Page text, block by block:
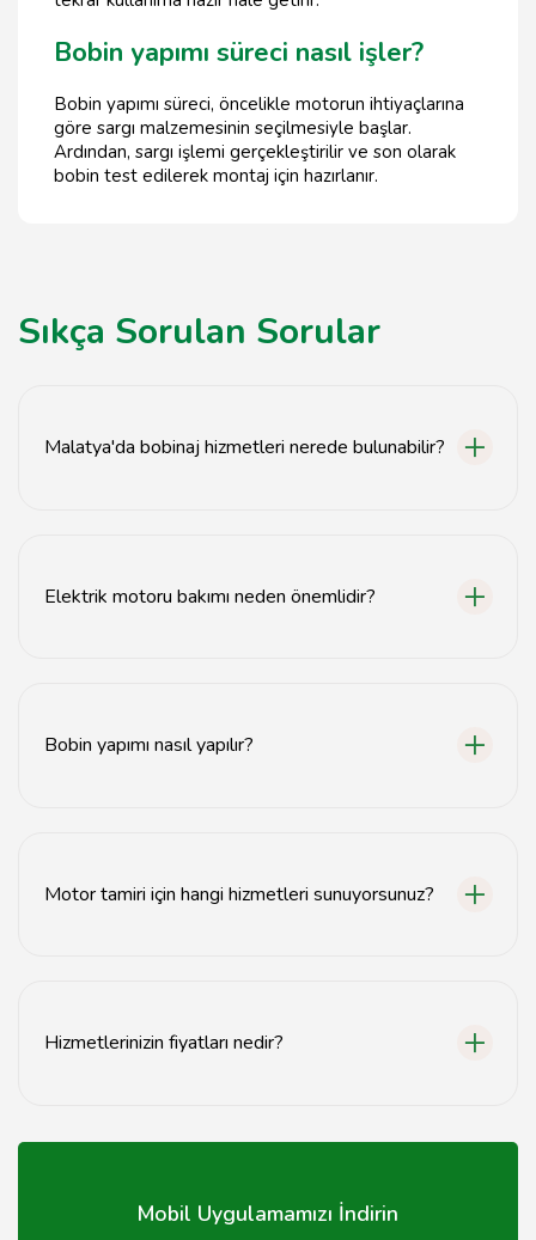
Bobin yapımı süreci nasıl işler?
Bobin yapımı süreci, öncelikle motorun ihtiyaçlarına
göre sargı malzemesinin seçilmesiyle başlar.
Ardından, sargı işlemi gerçekleştirilir ve son olarak
bobin test edilerek montaj için hazırlanır.
Sıkça Sorulan Sorular
Malatya'da bobinaj hizmetleri nerede bulunabilir?
Elektrik motoru bakımı neden önemlidir?
Bobin yapımı nasıl yapılır?
Motor tamiri için hangi hizmetleri sunuyorsunuz?
Hizmetlerinizin fiyatları nedir?
göstermektedir. Detaylar için iletişime geçebilirsiniz.
Mobil Uygulamamızı İndirin